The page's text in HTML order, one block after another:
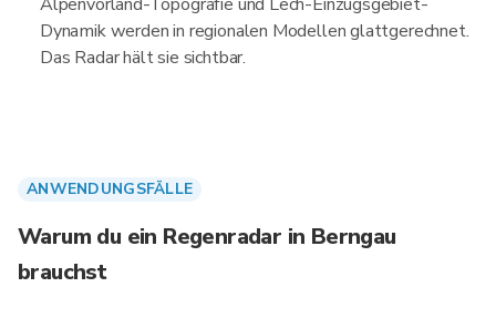
Dynamik werden in regionalen Modellen glattgerechnet.
Das Radar hält sie sichtbar.
ANWENDUNGSFÄLLE
Warum du ein Regenradar in Berngau
brauchst